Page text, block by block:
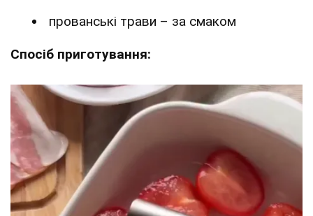
прованські трави – за смаком
Спосіб приготування: